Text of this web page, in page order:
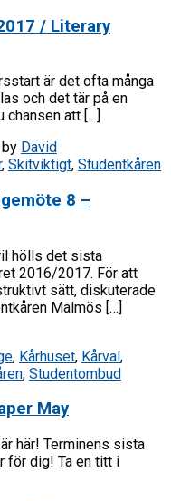
/ Literary
är det ofta många
och det tär på en
chansen att […]
by David
, Skitviktigt, Studentkåren
8 –
hölls det sista
2016/2017. För att
sätt, diskuterade
Malmös […]
, Kårhuset, Kårval,
, Studentombud
May
här! Terminens sista
för dig! Ta en titt i